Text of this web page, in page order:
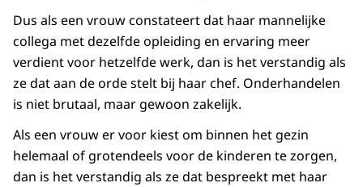
Dus als een vrouw constateert dat haar mannelijke
collega met dezelfde opleiding en ervaring meer
verdient voor hetzelfde werk, dan is het verstandig als
ze dat aan de orde stelt bij haar chef. Onderhandelen
is niet brutaal, maar gewoon zakelijk.
Als een vrouw er voor kiest om binnen het gezin
helemaal of grotendeels voor de kinderen te zorgen,
dan is het verstandig als ze dat bespreekt met haar